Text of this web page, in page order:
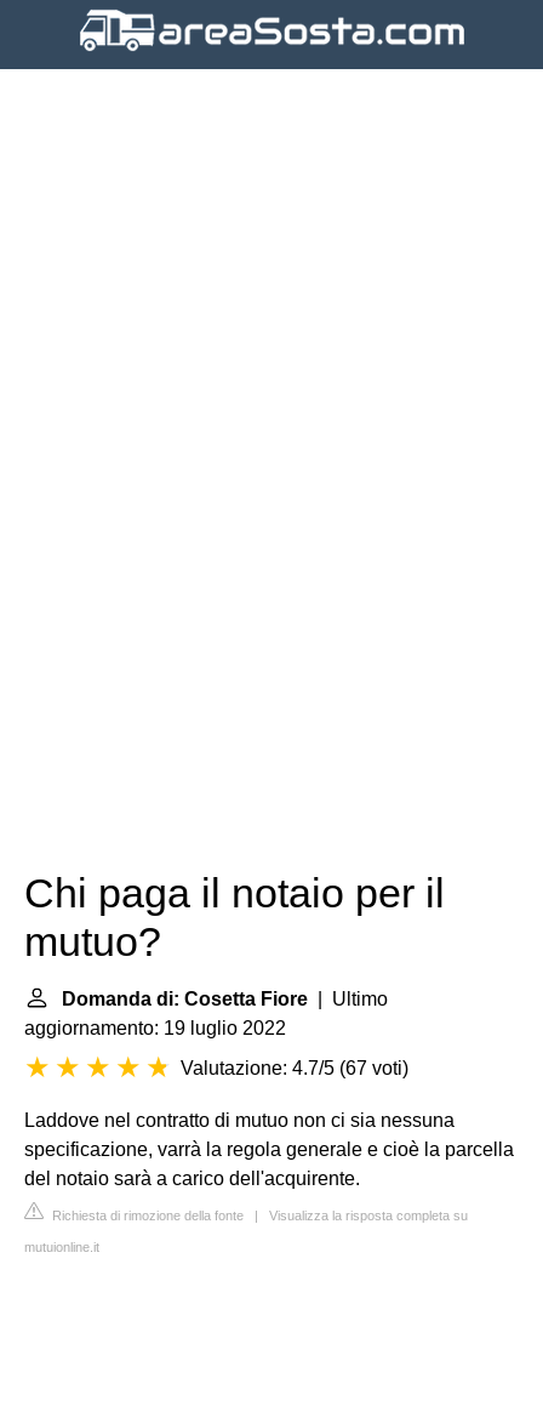
Chi paga il notaio per il
mutuo?
Domanda di: Cosetta Fiore | Ultimo
aggiornamento: 19 luglio 2022
Valutazione: 4.7/5 (67 voti)
Laddove nel contratto di mutuo non ci sia nessuna
specificazione, varrà la regola generale e cioè la parcella
del notaio sarà a carico dell'acquirente.
Richiesta di rimozione della fonte | Visualizza la risposta completa su
mutuionline.it